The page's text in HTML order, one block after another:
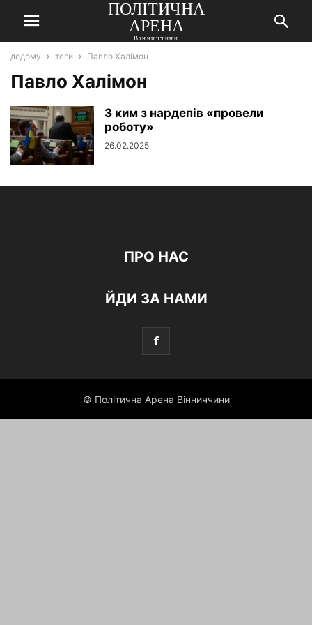
ПОЛІТИЧНА
АРЕНА
Вінниччини
додому теги Павло Халімон
Павло Халімон
З ким з нардепів «провели
роботу»
26.02.2025
ПРО НАС
ЙДИ ЗА НАМИ
© Політична Арена Вінниччини